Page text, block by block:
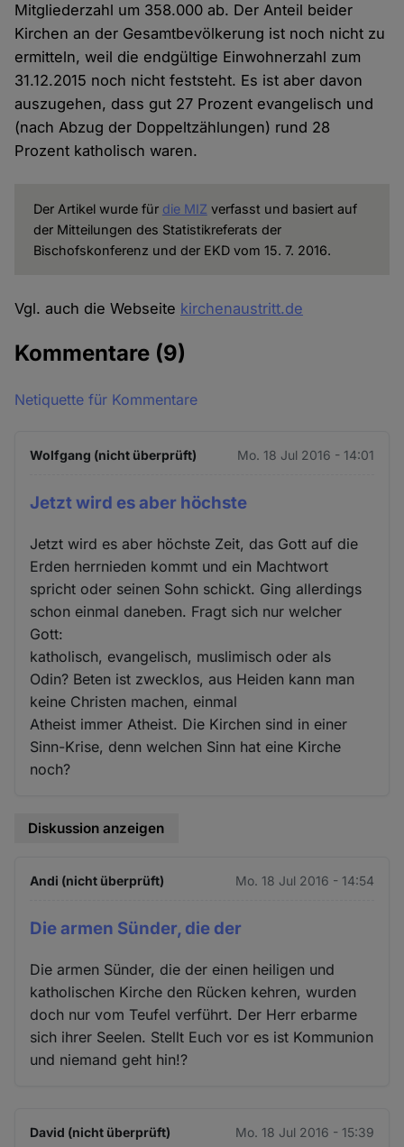
Mitgliederzahl um 358.000 ab. Der Anteil beider
Kirchen an der Gesamtbevölkerung ist noch nicht zu
ermitteln, weil die endgültige Einwohnerzahl zum
31.12.2015 noch nicht feststeht. Es ist aber davon
auszugehen, dass gut 27 Prozent evangelisch und
(nach Abzug der Doppeltzählungen) rund 28
Prozent katholisch waren.
Der Artikel wurde für die MIZ verfasst und basiert auf
der Mitteilungen des Statistikreferats der
Bischofskonferenz und der EKD vom 15. 7. 2016.
Vgl. auch die Webseite kirchenaustritt.de
Kommentare (9)
Netiquette für Kommentare
Wolfgang (nicht überprüft) Mo. 18 Jul 2016 - 14:01
Jetzt wird es aber höchste
Jetzt wird es aber höchste Zeit, das Gott auf die
Erden herrnieden kommt und ein Machtwort
spricht oder seinen Sohn schickt. Ging allerdings
schon einmal daneben. Fragt sich nur welcher
Gott:
katholisch, evangelisch, muslimisch oder als
Odin? Beten ist zwecklos, aus Heiden kann man
keine Christen machen, einmal
Atheist immer Atheist. Die Kirchen sind in einer
Sinn-Krise, denn welchen Sinn hat eine Kirche
noch?
Diskussion anzeigen
Andi (nicht überprüft) Mo. 18 Jul 2016 - 14:54
Die armen Sünder, die der
Die armen Sünder, die der einen heiligen und
katholischen Kirche den Rücken kehren, wurden
doch nur vom Teufel verführt. Der Herr erbarme
sich ihrer Seelen. Stellt Euch vor es ist Kommunion
und niemand geht hin!?
David (nicht überprüft) Mo. 18 Jul 2016 - 15:39